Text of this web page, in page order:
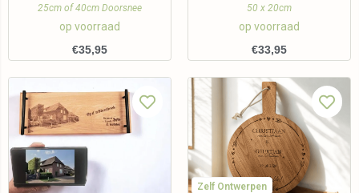
25cm of 40cm Doorsnee
op voorraad
€35,95
50 x 20cm
op voorraad
€33,95
Zelf Ontwerpen